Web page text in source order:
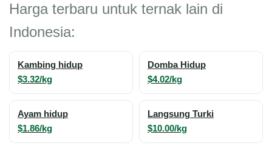
Harga terbaru untuk ternak lain di
Indonesia:
Kambing hidup
$3.32/kg
Domba Hidup
$4.02/kg
Ayam hidup
$1.86/kg
Langsung Turki
$10.00/kg